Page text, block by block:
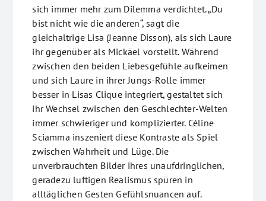
sich immer mehr zum Dilemma verdichtet. „Du
bist nicht wie die anderen“, sagt die
gleichaltrige Lisa (Jeanne Disson), als sich Laure
ihr gegenüber als Mickäel vorstellt. Während
zwischen den beiden Liebesgefühle aufkeimen
und sich Laure in ihrer Jungs-Rolle immer
besser in Lisas Clique integriert, gestaltet sich
ihr Wechsel zwischen den Geschlechter-Welten
immer schwieriger und komplizierter. Céline
Sciamma inszeniert diese Kontraste als Spiel
zwischen Wahrheit und Lüge. Die
unverbrauchten Bilder ihres unaufdringlichen,
geradezu luftigen Realismus spüren in
alltäglichen Gesten Gefühlsnuancen auf.